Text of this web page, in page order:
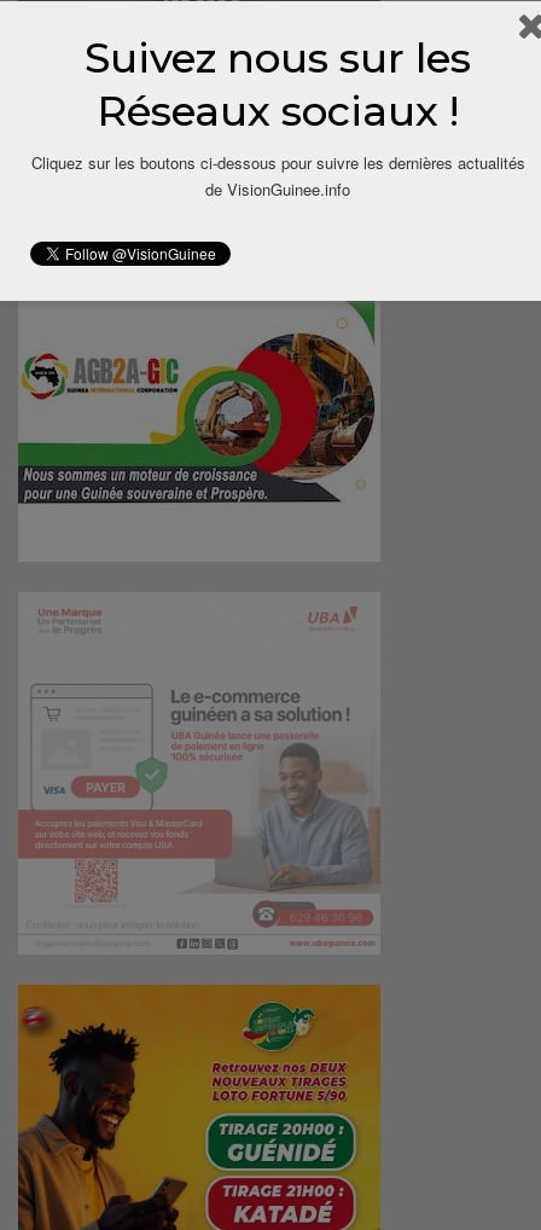
Suivez nous sur les
Réseaux sociaux !
Cliquez sur les boutons ci-dessous pour suivre les dernières actualités
de VisionGuinee.info